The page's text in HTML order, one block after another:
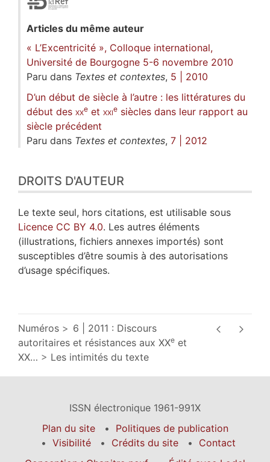
Articles du même auteur
« L’Excentricité », Colloque international,
Université de Bourgogne 5-6 novembre 2010
Paru dans Textes et contextes, 5 | 2010
D’un début de siècle à l’autre : les littératures du
début des xxe et xxie siècles dans leur rapport au
siècle précédent
Paru dans Textes et contextes, 7 | 2012
DROITS D'AUTEUR
Le texte seul, hors citations, est utilisable sous
Licence CC BY 4.0. Les autres éléments
(illustrations, fichiers annexes importés) sont
susceptibles d’être soumis à des autorisations
d’usage spécifiques.
Numéros
6 | 2011 : Discours
autoritaires et résistances aux XXe et
XX… Les intimités du texte
ISSN électronique 1961-991X
Plan du site
Politiques de publication
Visibilité
Crédits du site
Contact